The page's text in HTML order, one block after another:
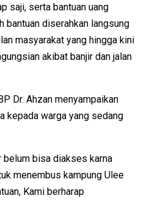
saji, serta bantuan uang
bantuan diserahkan langsung
masyarakat yang hingga kini
akibat banjir dan jalan
Dr. Ahzan menyampaikan
kepada warga yang sedang
belum bisa diakses karna
menembus kampung Ulee
Kami berharap